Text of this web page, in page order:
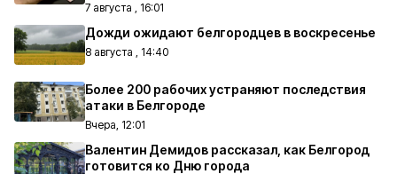
7 августа , 16:01
Дожди ожидают белгородцев в воскресенье
8 августа , 14:40
Более 200 рабочих устраняют последствия
атаки в Белгороде
Вчера, 12:01
Валентин Демидов рассказал, как Белгород
готовится ко Дню города